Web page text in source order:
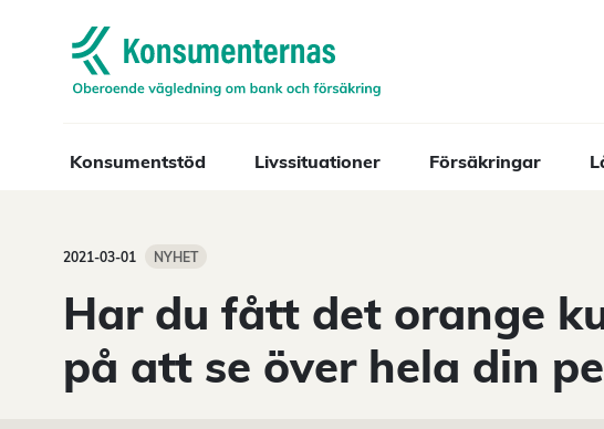
Navigera till startsidan
Konsumentstöd Livssituationer Försäkringar
2021-03-01 NYHET
Har du fått det orange
på att se över hela din